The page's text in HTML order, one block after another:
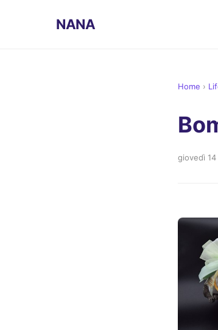
NANA
Home ›
giovedì